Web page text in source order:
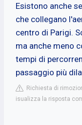
Esistono anche
che collegano
centro di Parigi.
ma anche meno
tempi di
passaggio più
Richiesta di
isualizza la risposta